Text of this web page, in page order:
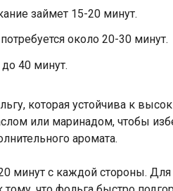
займет 15-20 минут.
около 20-30 минут.
40 минут.
которая устойчива к
или маринадом, чтобы
аромата.
минут с каждой стороны.